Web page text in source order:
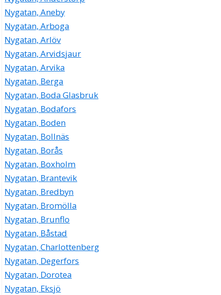
Nygatan, Aneby
Nygatan, Arboga
Nygatan, Arlöv
Nygatan, Arvidsjaur
Nygatan, Arvika
Nygatan, Berga
Nygatan, Boda Glasbruk
Nygatan, Bodafors
Nygatan, Boden
Nygatan, Bollnäs
Nygatan, Borås
Nygatan, Boxholm
Nygatan, Brantevik
Nygatan, Bredbyn
Nygatan, Bromölla
Nygatan, Brunflo
Nygatan, Båstad
Nygatan, Charlottenberg
Nygatan, Degerfors
Nygatan, Dorotea
Nygatan, Eksjö